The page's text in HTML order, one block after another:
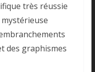
très réussie
des graphismes